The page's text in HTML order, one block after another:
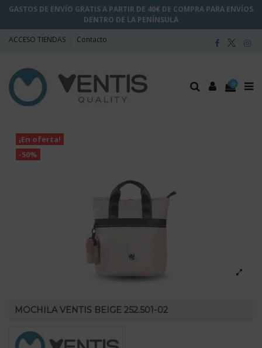
GASTOS DE ENVÍO GRATIS A PARTIR DE 40€ DE COMPRA PARA ENVÍOS
DENTRO DE LA PENÍNSULA
ACCESO TIENDAS Contacto
0
¡En oferta!
-50%
MOCHILA VENTIS BEIGE 252.501-02